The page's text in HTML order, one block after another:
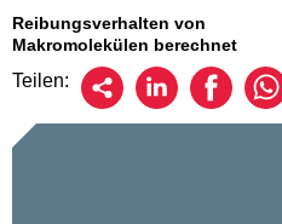
Reibungsverhalten von
Makromolekülen berechnet
Teilen: